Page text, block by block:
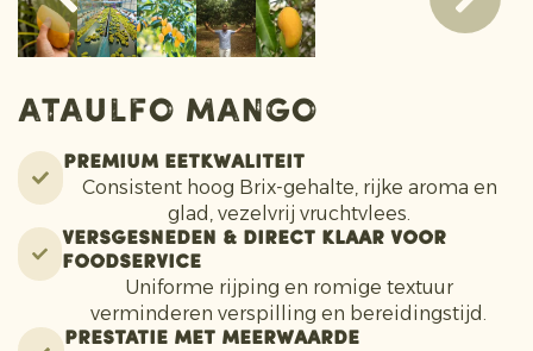
Nieuws & Persberichten
Werken bij Eosta
Ataulfo Mango
Premium Eetkwaliteit
Consistent hoog Brix-gehalte, rijke aroma en
glad, vezelvrij vruchtvlees.
Versgesneden & Direct klaar voor
foodservice
Uniforme rijping en romige textuur
verminderen verspilling en bereidingstijd.
Prestatie met meerwaarde